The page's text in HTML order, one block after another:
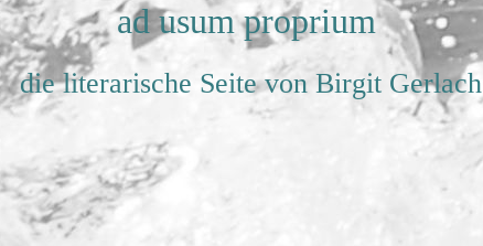
ad usum proprium
die literarische Seite von Birgit Gerlach